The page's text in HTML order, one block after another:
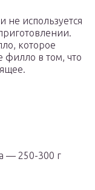
не используется
которое
филло в том, что
— 250-300 г